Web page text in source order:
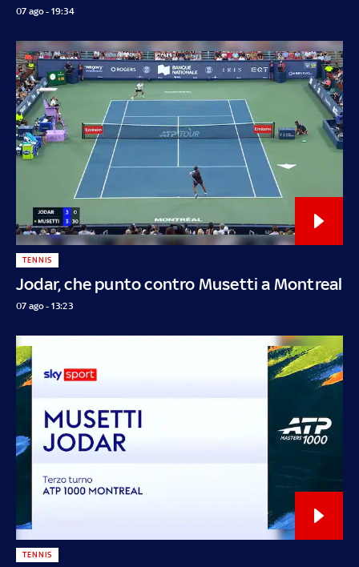
07 ago - 19:34
Jodar, che punto contro Musetti a Montreal
TENNIS
07 ago - 13:23
TENNIS